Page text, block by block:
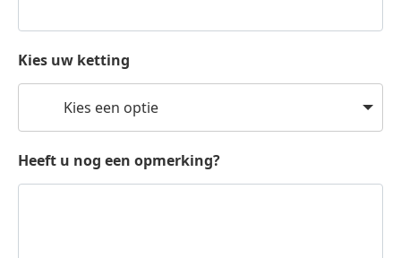
Kies uw ketting
Kies een optie
Heeft u nog een opmerking?